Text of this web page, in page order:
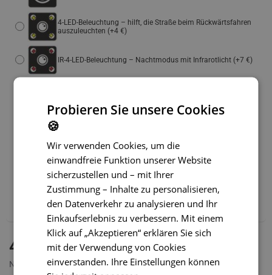
41,99 €
Netto 34,99 €
AUF LAGER
MODELL: SC-024
4-LED-Beleuchtung – hilft, die Straße beim Rückwärtsfahren
auszuleuchten (+4 €)
IR-4-LED-Beleuchtung – Nachtmodus mit Infrarotlicht (+7 €)
Statische Hilfslinien mit der Möglichkeit, diese abzuschalten
Dynamische Hilfslinien(+14 €)
Wir empfehlen außerdem:
WLAN-Adapter für Funkübertragung – SONDERPREIS
(+39 €)
Probieren Sie unsere Cookies
🍪
Wir verwenden Cookies, um die
einwandfreie Funktion unserer Website
sicherzustellen und – mit Ihrer
Zustimmung – Inhalte zu personalisieren,
den Datenverkehr zu analysieren und Ihr
Einkaufserlebnis zu verbessern. Mit einem
Klick auf „Akzeptieren“ erklären Sie sich
mit der Verwendung von Cookies
einverstanden. Ihre Einstellungen können